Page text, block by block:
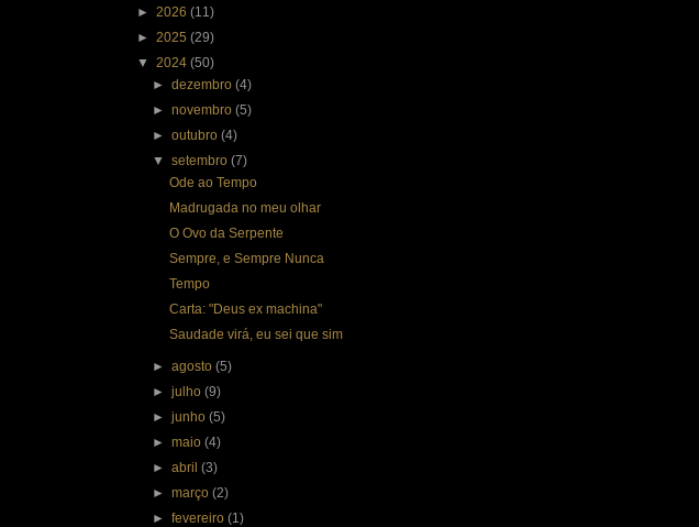
► 2026 (11)
► 2025 (29)
▼ 2024 (50)
►dezembro(4)
►novembro(5)
►outubro(4)
▼setembro(7)
Ode ao Tempo
Madrugada no meu olhar
O Ovo da Serpente
Sempre, e Sempre Nunca
Tempo
Carta: "Deus ex machina"
Saudade virá, eu sei que sim
►agosto(5)
►julho(9)
►junho(5)
►maio(4)
►abril(3)
►março(2)
►fevereiro(1)